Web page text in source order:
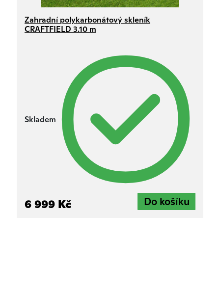
Zahradní polykarbonátový skleník
CRAFTFIELD 3.10 m
Skladem
6 999 Kč